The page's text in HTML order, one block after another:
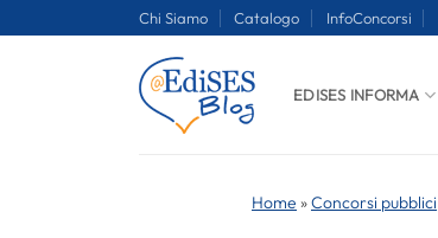
Chi Siamo Catalogo InfoConcorsi
EDISES INFORMA
Home »Concorsi pubblici